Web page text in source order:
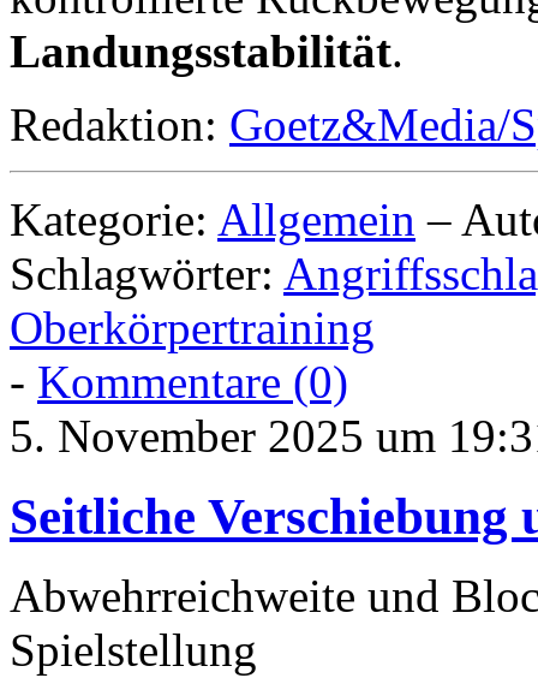
Landungsstabilität.
Redaktion: Goetz&Media/
Kategorie: Allgemein –
Schlagwörter:
Oberkörpertraining
- Kommentare (0)
5. November 2025 um
Seitliche
Abwehrreichweite und
Spielstellung